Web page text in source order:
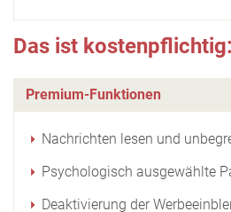
Das ist kostenpflichtig:
Premium-Funktionen
Nachrichten lesen und
Psychologisch ausgewählte
Deaktivierung der